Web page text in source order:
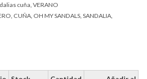
cuña VERANO
CUÑA OH MY SANDALS SANDALIA